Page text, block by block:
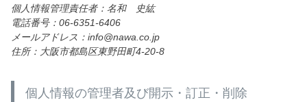
個人情報管理責任者：名和 史紘
電話番号：06-6351-6406
メールアドレス：info@nawa.co.jp
住所：大阪市都島区東野田町4-20-8
個人情報の管理者及び開示・訂正・削除